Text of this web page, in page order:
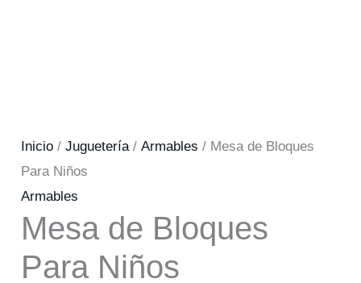
Inicio /Juguetería/Armables / Mesa de Bloques
Para Niños
Armables
Mesa de Bloques
Para Niños